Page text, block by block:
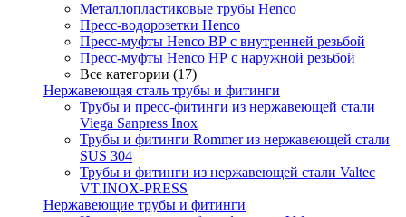
Металлопластиковые трубы Henco
Пресс-водорозетки Henco
Пресс-муфты Henco ВР с внутренней резьбой
Пресс-муфты Henco НР с наружной резьбой
Все категории (17)
Нержавеющая сталь трубы и фитинги
Трубы и пресс-фитинги из нержавеющей стали
Viega Sanpress Inox
Трубы и фитинги Rommer из нержавеющей стали
SUS 304
Трубы и фитинги из нержавеющей стали Valtec
VT.INOX-PRESS
Нержавеющие трубы и фитинги